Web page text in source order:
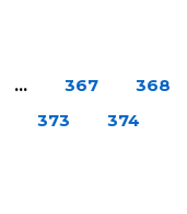
… 367
368
373
374